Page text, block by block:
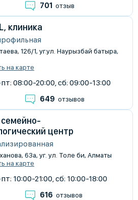
701 отзыв
клиника
126/1, уг.ул. Наурызбай батыра,
на карте
08:00-20:00, сб: 09:00-13:00
649 отзывов
центр
63а, уг. ул. Толе би, Алматы
на карте
10:00-21:00, сб: 10:00-18:00
616 отзывов